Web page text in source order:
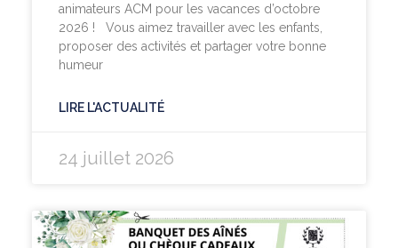
animateurs ACM pour les vacances d’octobre
2026 ! Vous aimez travailler avec les enfants,
proposer des activités et partager votre bonne
humeur
LIRE L'ACTUALITÉ
24 juillet 2026